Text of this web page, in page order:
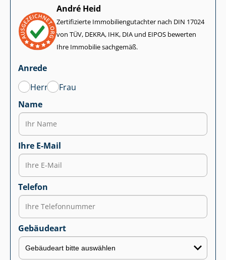
André Heid
Zertifizierte Im­mo­bi­li­en­gut­ach­ter nach DIN 17024
von TÜV, DEKRA, IHK, DIA und EIPOS bewerten
Ihre Immobilie sachgemäß.
Anrede
Herr
Frau
Name
Ihre E-Mail
Telefon
Gebäudeart